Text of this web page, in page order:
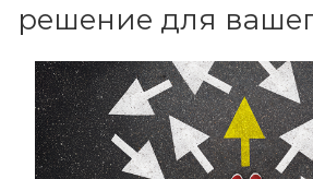
решение для